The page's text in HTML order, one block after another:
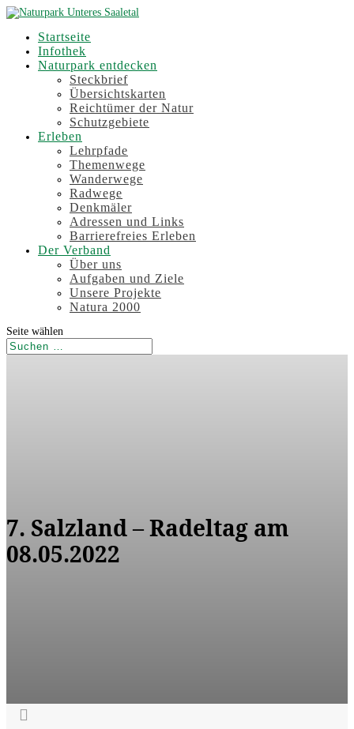
Startseite
Infothek
Naturpark entdecken
Steckbrief
Übersichtskarten
Reichtümer der Natur
Schutzgebiete
Erleben
Lehrpfade
Themenwege
Wanderwege
Radwege
Denkmäler
Adressen und Links
Barrierefreies Erleben
Der Verband
Über uns
Aufgaben und Ziele
Unsere Projekte
Natura 2000
Seite wählen
7. Salzland – Radeltag am
08.05.2022
